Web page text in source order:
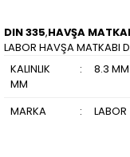
DIN 335,HAVŞA
LABOR HAVŞA MATKABI
KALINLIK
MM
: 8.3 MM
MARKA : LABOR